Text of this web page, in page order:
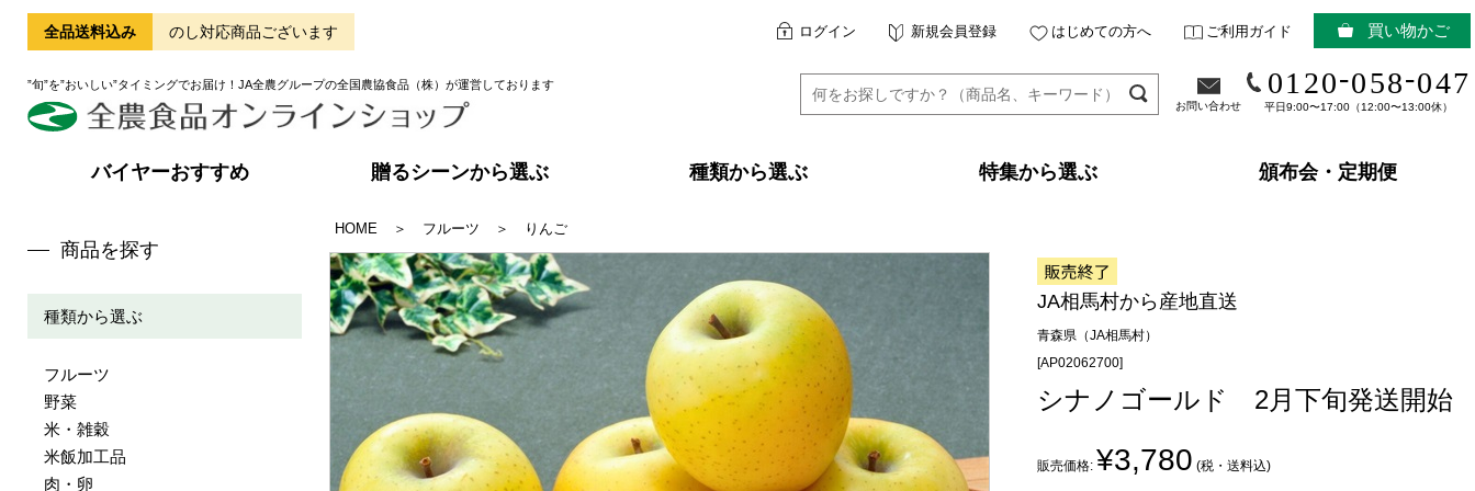
全品送料込み のし対応商品ございます
”旬”を”おいしい”タイミングでお届け！JA全農グループの全国農協食品（株）が運営しております
ログイン 新規会員登録 はじめての方へ ご利用ガイド 買い物かご
お問い合わせ
0120-058-047
平日9:00〜17:00（12:00〜13:00休）
バイヤーおすすめ 贈るシーンから選ぶ 種類から選ぶ 特集から選ぶ 頒布会・定期便
商品を探す
種類から選ぶ
フルーツ
野菜
米・雑穀
米飯加工品
肉・卵
HOME ＞ フルーツ ＞ りんご
JA相馬村から産地直送
青森県（JA相馬村）
[AP02062700]
シナノゴールド 2月下旬発送開始
販売価格: ¥3,780 (税・送料込)